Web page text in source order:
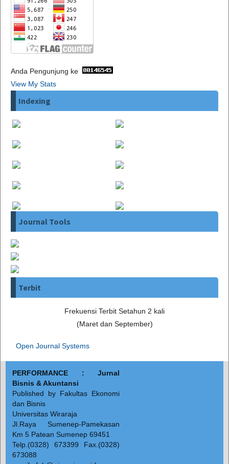
Anda Pengunjung ke
View My Stats
Indexing
Journal Tools
Terbit
Frekuensi Terbit Setahun 2 kali
(Maret dan September)
Open Journal Systems
PERFORMANCE : Jurnal
Bisnis & Akuntansi
Published by Fakultas Ekonomi
dan Bisnis
Universitas Wiraraja
Jl.Raya Sumenep-Pamekasan
Km 5 Patean Sumenep 69451
Telp.(0328) 673399 Fax.(0328)
673088